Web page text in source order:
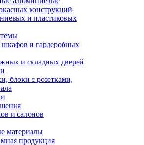
конструкций
и пластиковых
и гардеробных
и складных дверей
блоки с розетками,
и салонов
материалы
продукция